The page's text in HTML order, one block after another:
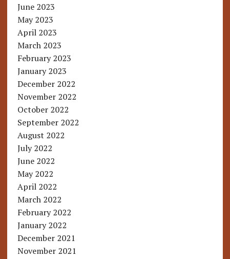
June 2023
May 2023
April 2023
March 2023
February 2023
January 2023
December 2022
November 2022
October 2022
September 2022
August 2022
July 2022
June 2022
May 2022
April 2022
March 2022
February 2022
January 2022
December 2021
November 2021